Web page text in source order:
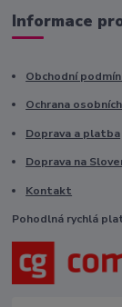
Informace
Obchodní
Ochrana
Doprava a platba
Doprava na
Kontakt
Pohodlná rychlá